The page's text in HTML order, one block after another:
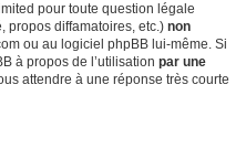
pour toute question légale
propos diffamatoires, etc.) non
ou au logiciel phpBB lui-même. Si
à propos de l’utilisation par une
attendre à une réponse très courte